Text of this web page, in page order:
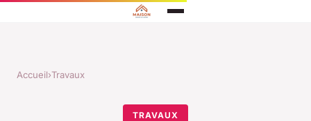
Accueil›Travaux
TRAVAUX